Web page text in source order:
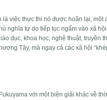
việc thực thi nó được hoãn lại, một
nghĩa tự do tiếp tục ngấm vào xã
dục, khoa học, nghệ thuật, truyền
Tây, mà ngay cả các xã hội
với một biện giải khác về